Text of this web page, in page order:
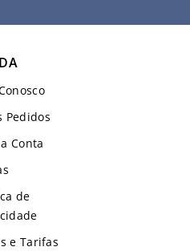
Pedidos
Conta
de
e Tarifas